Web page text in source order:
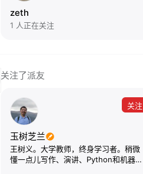
zeth
1 人正在关注
关注了派友
关注
玉树芝兰
王树义。大学教师，终身学习者。稍微
懂一点儿写作、演讲、Python和机器学